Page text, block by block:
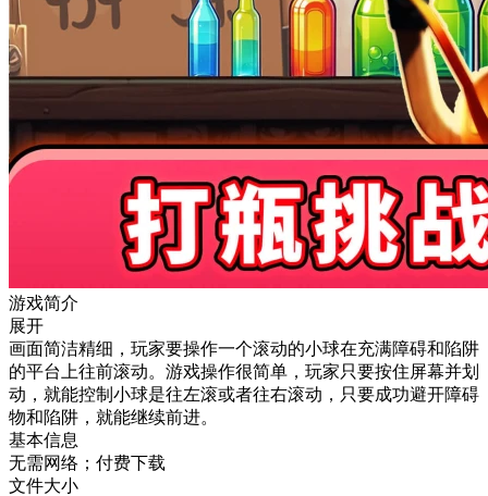
游戏简介
展开
画面简洁精细，玩家要操作一个滚动的小球在充满障碍和陷阱
的平台上往前滚动。游戏操作很简单，玩家只要按住屏幕并划
动，就能控制小球是往左滚或者往右滚动，只要成功避开障碍
物和陷阱，就能继续前进。
基本信息
无需网络；付费下载
文件大小